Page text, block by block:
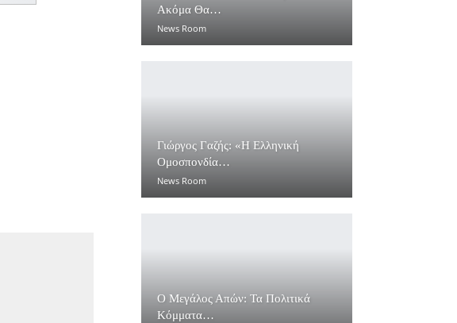
Ακόμα Θα…
News Room
Γιώργος Γαζής: «Η Ελληνική
Ομοσπονδία…
News Room
Ο Μεγάλος Απών: Τα Πολιτικά
Κόμματα…